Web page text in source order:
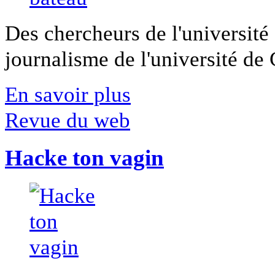
Des chercheurs de
journalisme de l'université
En savoir plus
Revue du web
Hacke ton vagin